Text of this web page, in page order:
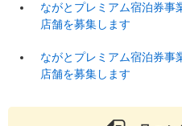
ながとプレミアム宿泊券事
店舗を募集します
ながとプレミアム宿泊券事
店舗を募集します